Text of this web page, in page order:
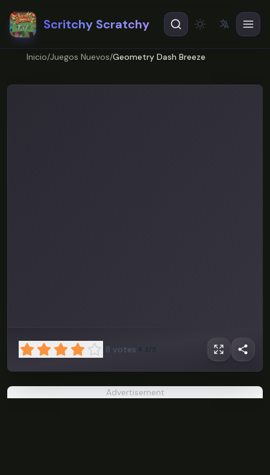
Scritchy Scratchy Theme
文A
ENEnglish
Inicio/Juegos Nuevos/Geometry Dash Breeze
8 votes 4.3/5
Advertisement